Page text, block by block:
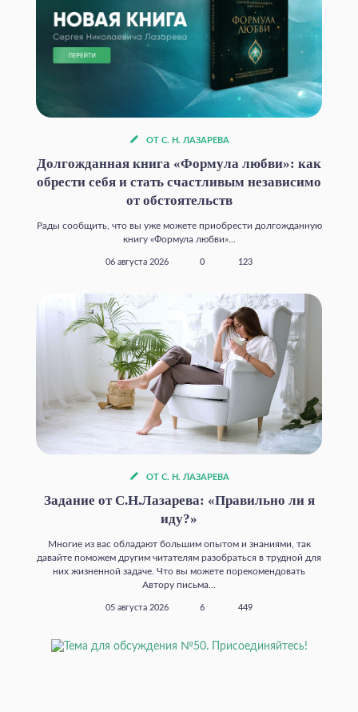
ОТ С. Н. ЛАЗАРЕВА
Долгожданная книга «Формула любви»: как
обрести себя и стать счастливым независимо
от обстоятельств
Рады сообщить, что вы уже можете приобрести долгожданную
книгу «Формула любви»...
06 августа 2026 0 123
ОТ С. Н. ЛАЗАРЕВА
Задание от С.Н.Лазарева: «Правильно ли я
иду?»
Многие из вас обладают большим опытом и знаниями, так
давайте поможем другим читателям разобраться в трудной для
них жизненной задаче. Что вы можете порекомендовать
Автору письма...
05 августа 2026 6 449